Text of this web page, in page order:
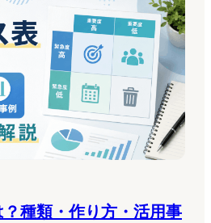
種類・作り方・活用事